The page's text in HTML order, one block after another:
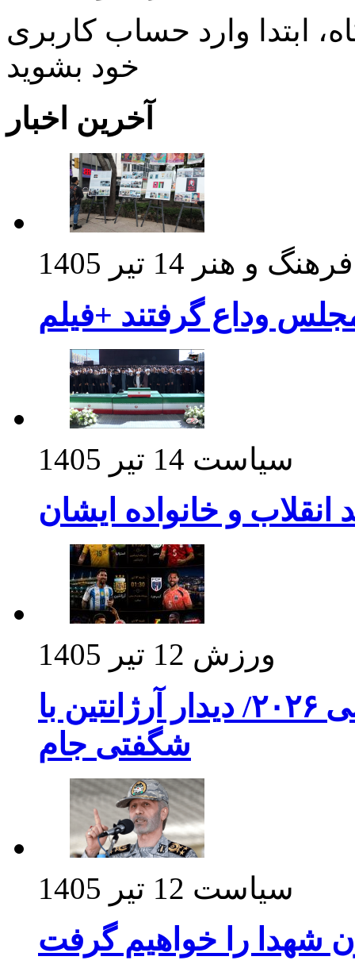
ابتدا وارد حساب كاربری
خود بشويد
آخرین اخبار
فرهنگ و هنر 14 تیر 1405
وداع گرفتند +فیلم
سیاست 14 تیر 1405
انقلاب و خانواده ایشان
ورزش 12 تیر 1405
برنامه بازی های امشب جام جهانی ۲۰۲۶/ دیدار آرژانتین با
شگفتی جام
سیاست 12 تیر 1405
شهدا را خواهیم گرفت